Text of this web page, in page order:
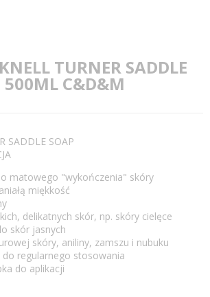
TURNER SADDLE
500ML C&D&M
SADDLE SOAP
matowego "wykończenia" skóry
miękkość
delikatnych skór, np. skóry cielęce
skór jasnych
skóry, aniliny, zamszu i nubuku
do regularnego stosowania
do aplikacji